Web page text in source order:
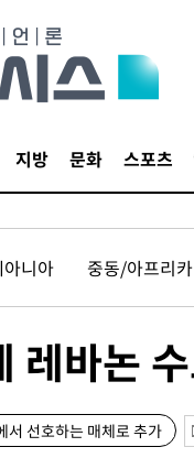
지방 문화 스포츠
니아 중동/아프리카
레바논
서 선호하는 매체로 추가